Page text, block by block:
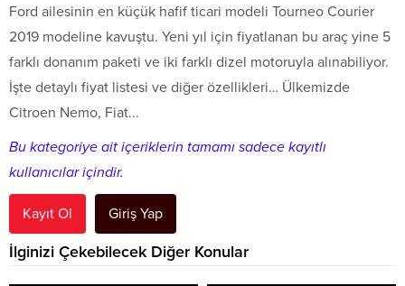
Ford ailesinin en küçük hafif ticari modeli Tourneo Courier
2019 modeline kavuştu. Yeni yıl için fiyatlanan bu araç yine 5
farklı donanım paketi ve iki farklı dizel motoruyla alınabiliyor.
İşte detaylı fiyat listesi ve diğer özellikleri… Ülkemizde
Citroen Nemo, Fiat...
Bu kategoriye ait içeriklerin tamamı sadece kayıtlı
kullanıcılar içindir.
Kayıt Ol Giriş Yap
İlginizi Çekebilecek Diğer Konular